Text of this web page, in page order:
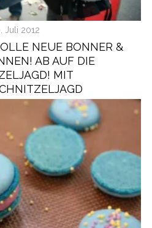
Juli 2012
NEUE BONNER &
AB AUF DIE
MIT